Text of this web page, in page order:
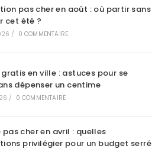
pas cher en août : où partir sans
cet été ?
/ 0 COMMENTAIRE
gratis en ville : astuces pour se
dépenser un centime
/ 0 COMMENTAIRE
cher en avril : quelles
privilégier pour un budget serré